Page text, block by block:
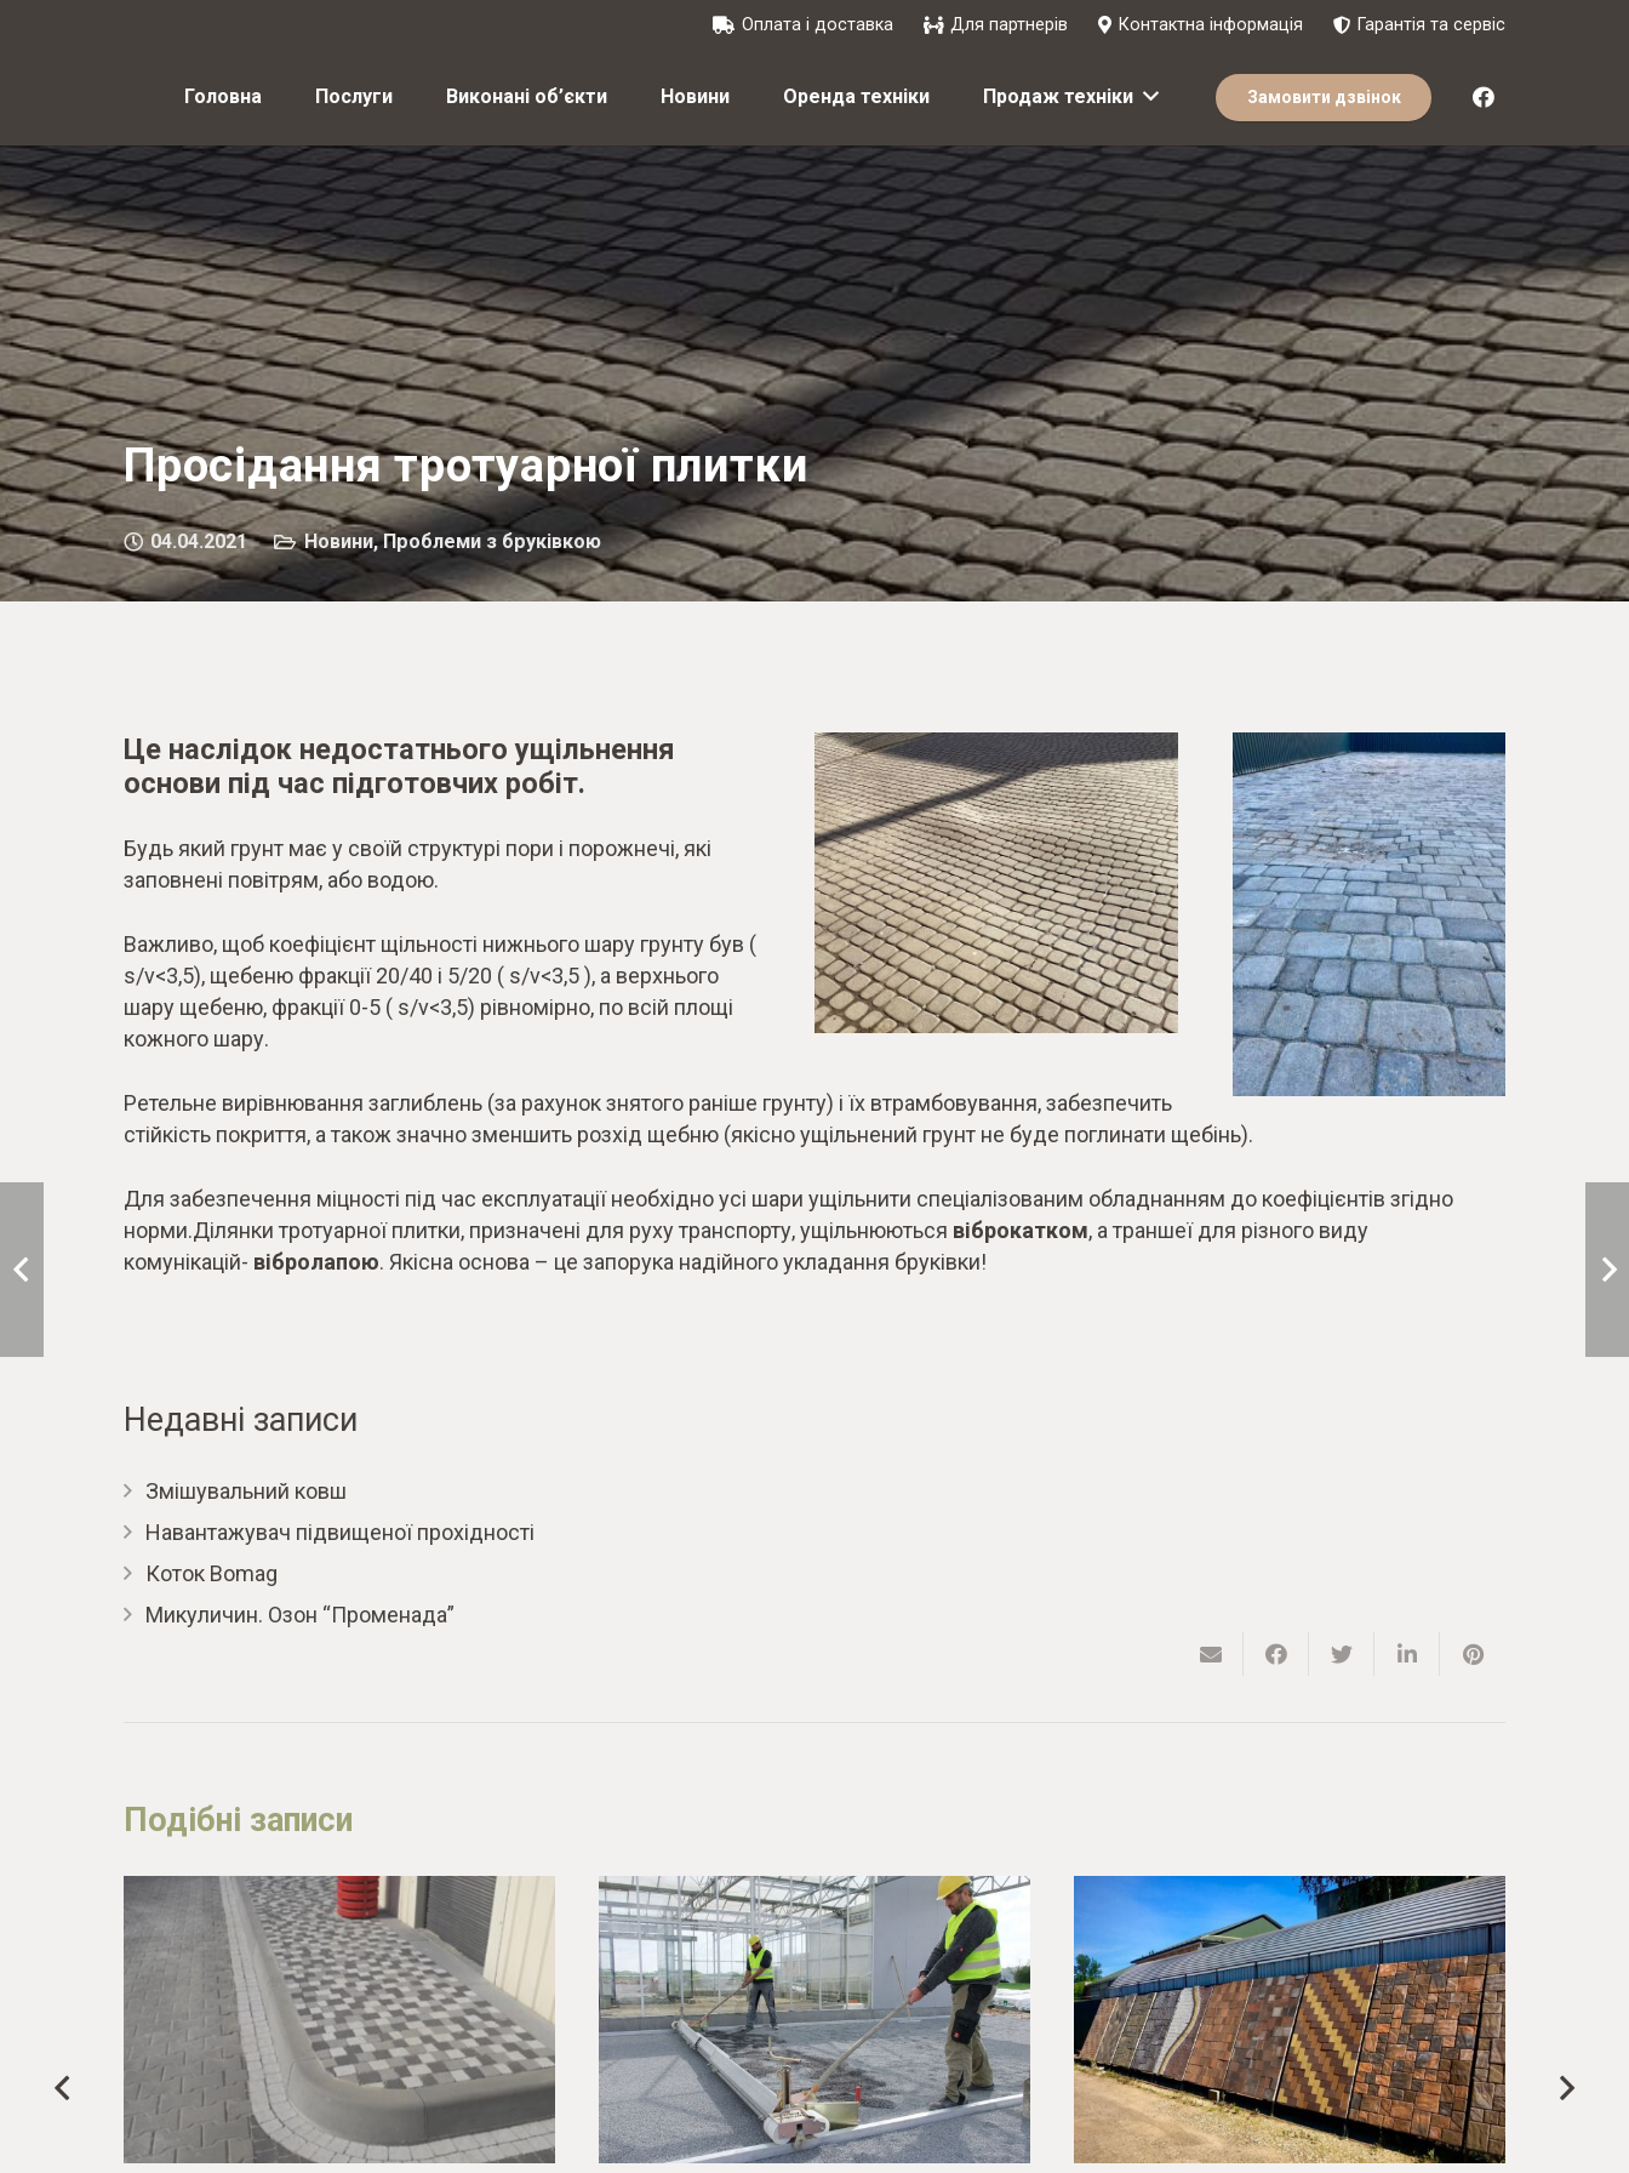
Оплата і доставка Для партнерів Контактна інформація Гарантія та сервіс
Головна Послуги Виконані об’єкти Новини Оренда техніки Продаж техніки Замовити дзвінок
Просідання тротуарної плитки
04.04.2021 Новини,Проблеми з бруківкою
Це наслідок недостатнього ущільнення
основи під час підготовчих робіт.
Будь який грунт має у своїй структурі пори і порожнечі, які
заповнені повітрям, або водою.
Важливо, щоб коефіцієнт щільності нижнього шару грунту був (
s/v<3,5), щебеню фракції 20/40 і 5/20 ( s/v<3,5 ), а верхнього
шару щебеню, фракції 0-5 ( s/v<3,5) рівномірно, по всій площі
кожного шару.
Ретельне вирівнювання заглиблень (за рахунок знятого раніше грунту) і їх втрамбовування, забезпечить
стійкість покриття, а також значно зменшить розхід щебню (якісно ущільнений грунт не буде поглинати щебінь).
Для забезпечення міцності під час експлуатації необхідно усі шари ущільнити спеціалізованим обладнанням до коефіцієнтів згідно
норми.Ділянки тротуарної плитки, призначені для руху транспорту, ущільнюються віброкатком, а траншеї для різного виду
комунікацій- вібролапою. Якісна основа – це запорука надійного укладання бруківки!
Недавні записи
Змішувальний ковш
Навантажувач підвищеної прохідності
Коток Bomag
Микуличин. Озон “Променада”
Подібні записи